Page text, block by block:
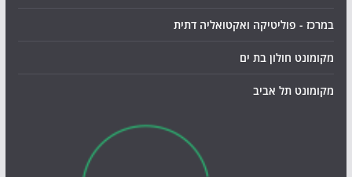
במרכז - פוליטיקה ואקטואליה דתית
מקומונט חולון בת ים
מקומונט תל אביב